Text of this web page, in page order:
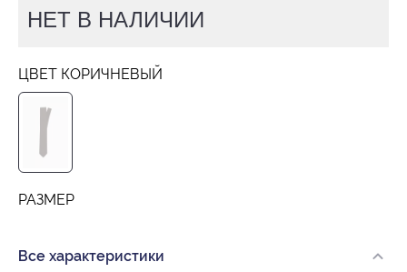
НЕТ В НАЛИЧИИ
ЦВЕТ КОРИЧНЕВЫЙ
РАЗМЕР
Все характеристики